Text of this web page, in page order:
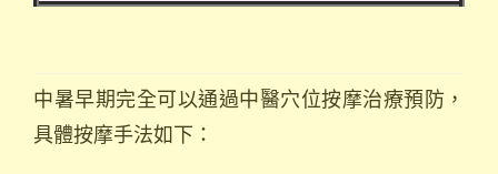
中暑早期完全可以通過中醫穴位按摩治療預防，
具體按摩手法如下：